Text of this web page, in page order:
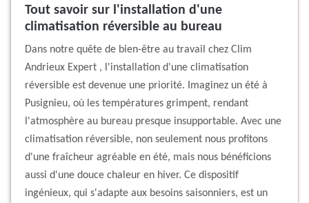
Tout savoir sur l'installation d'une
climatisation réversible au bureau
Dans notre quête de bien-être au travail chez Clim
Andrieux Expert , l'installation d'une climatisation
réversible est devenue une priorité. Imaginez un été à
Pusignieu, où les températures grimpent, rendant
l'atmosphère au bureau presque insupportable. Avec une
climatisation réversible, non seulement nous profitons
d'une fraîcheur agréable en été, mais nous bénéficions
aussi d'une douce chaleur en hiver. Ce dispositif
ingénieux, qui s'adapte aux besoins saisonniers, est un